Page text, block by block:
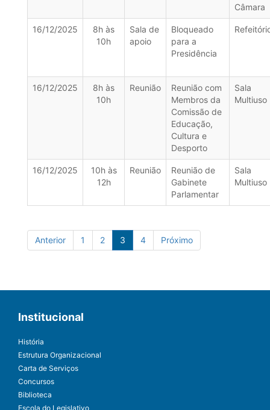
Câmara
16/12/2025
8h às
10h
Sala de
apoio
Bloqueado
para a
Presidência
16/12/2025
8h às
10h
Reunião
Reunião com
Membros da
Comissão de
Educação,
Cultura e
Desporto
Sala
Multiuso
16/12/2025
10h às
12h
Reunião
Reunião de
Gabinete
Parlamentar
Sala
Multiuso
Anterior 1 2 3 4 Próximo
Institucional
História
Estrutura Organizacional
Carta de Serviços
Concursos
Biblioteca
Escola do Legislativo